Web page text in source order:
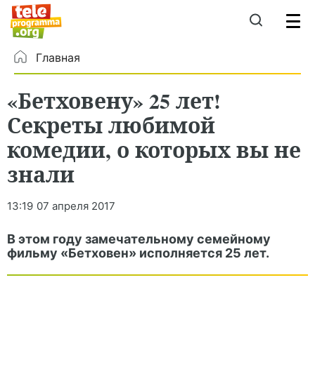
Главная
«Бетховену» 25 лет!
Секреты любимой
комедии, о которых вы не
знали
13:19 07 апреля 2017
В этом году замечательному семейному
фильму «Бетховен» исполняется 25 лет.